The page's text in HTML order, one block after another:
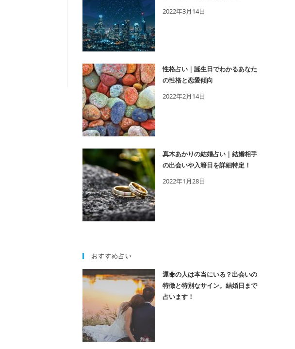
2022年3月14日
性格占い｜誕生日でわかるあなた
の性格と恋愛傾向
2022年2月14日
真木あかりの結婚占い｜結婚相手
の出会いや入籍日を詳細特定！
2022年1月28日
おすすめ占い
運命の人は本当にいる？出会いの
特徴と特別なサイン。結婚日まで
占います！